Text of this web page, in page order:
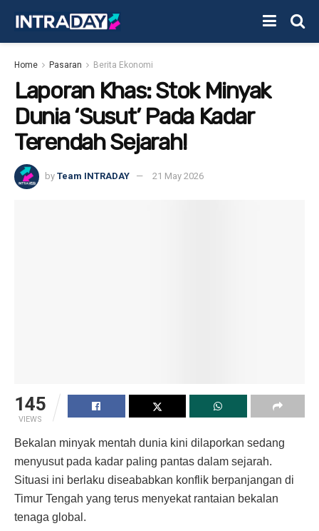
Home Pasaran Berita Ekonomi
Laporan Khas: Stok Minyak
Dunia ‘Susut’ Pada Kadar
Terendah Sejarah!
by Team INTRADAY 21 May 2026
145
VIEWS
Bekalan minyak mentah dunia kini dilaporkan sedang
menyusut pada kadar paling pantas dalam sejarah.
Situasi ini berlaku diseababkan konflik berpanjangan di
Timur Tengah yang terus menyekat rantaian bekalan
tenaga global.